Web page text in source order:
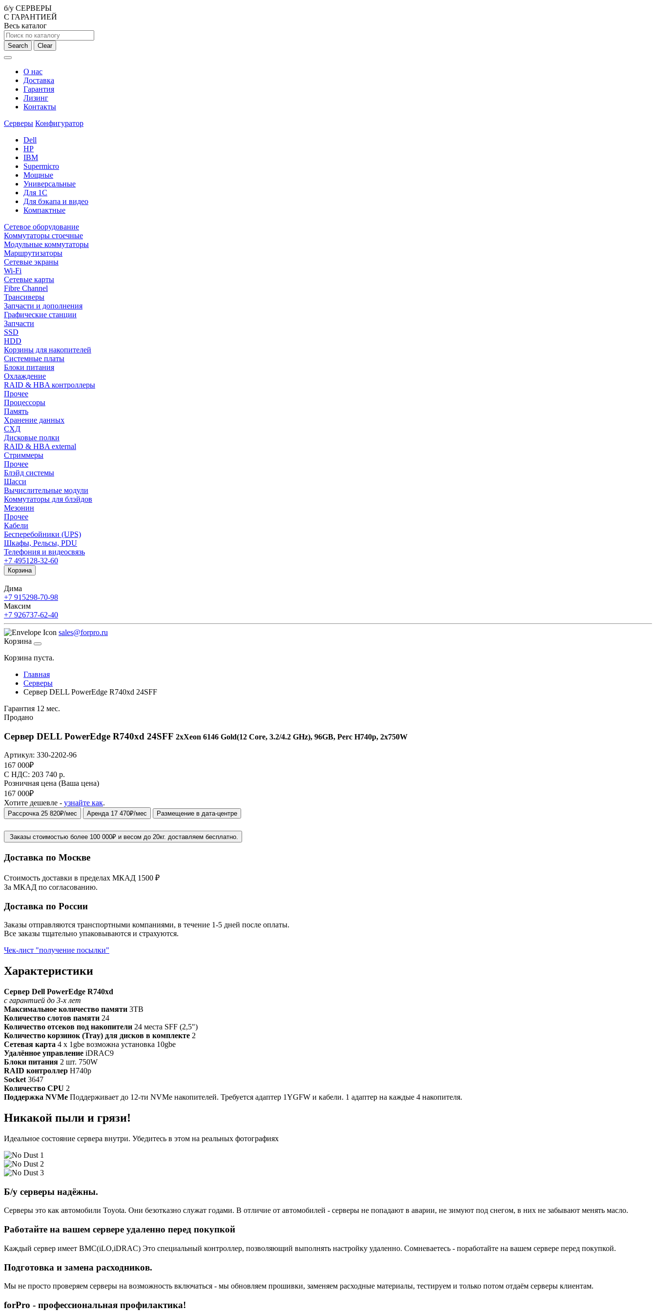
б/у СЕРВЕРЫ
С ГАРАНТИЕЙ
Весь каталог
Search Clear
О нас
Доставка
Гарантия
Лизинг
Контакты
Серверы Конфигуратор
Dell
HP
IBM
Supermicro
Мощные
Универсальные
Для 1С
Для бэкапа и видео
Компактные
Сетевое оборудование
Коммутаторы стоечные
Модульные коммутаторы
Маршрутизаторы
Сетевые экраны
Wi-Fi
Сетевые карты
Fibre Channel
Трансиверы
Запчасти и дополнения
Графические станции
Запчасти
SSD
HDD
Корзины для накопителей
Системные платы
Блоки питания
Охлаждение
RAID & HBA контроллеры
Прочее
Процессоры
Память
Хранение данных
СХД
Дисковые полки
RAID & HBA external
Стриммеры
Прочее
Блэйд системы
Шасси
Вычислительные модули
Коммутаторы для блэйдов
Мезонин
Прочее
Кабели
Бесперебойники (UPS)
Шкафы, Рельсы, PDU
Телефония и видеосвязь
+7 495128-32-60
Корзина
Дима
+7 915298-70-98
Максим
+7 926737-62-40
sales@forpro.ru
Корзина
Корзина пуста.
Главная
Серверы
Сервер DELL PowerEdge R740xd 24SFF
Гарантия 12 мес.
Продано
Сервер DELL PowerEdge R740xd 24SFF 2xXeon 6146 Gold(12 Core, 3.2/4.2 GHz), 96GB, Perc H740p, 2x750W
Артикул: 330-2202-96
167 000₽
C НДС: 203 740 р.
Розничная цена (Ваша цена)
167 000₽
Хотите дешевле - узнайте как.
Рассрочка 25 820₽/мес Аренда 17 470₽/мес Размещение в дата-центре
Заказы стоимостью более 100 000₽ и весом до 20кг. доставляем бесплатно.
Доставка по Москве
Стоимость доставки в пределах МКАД 1500 ₽
За МКАД по согласованию.
Доставка по России
Заказы отправляются транспортными компаниями, в течение 1-5 дней после оплаты.
Все заказы тщательно упаковываются и страхуются.
Чек-лист "получение посылки"
Характеристики
Сервер Dell PowerEdge R740xd
с гарантией до 3-х лет
Максимальное количество памяти 3TB
Количество слотов памяти 24
Количество отсеков под накопители 24 места SFF (2,5")
Количество корзинок (Tray) для дисков в комплекте 2
Сетевая карта 4 x 1gbe возможна установка 10gbe
Удалённое управление iDRAC9
Блоки питания 2 шт. 750W
RAID контроллер H740p
Socket 3647
Количество CPU 2
Поддержка NVMe Поддерживает до 12-ти NVMe накопителей. Требуется адаптер 1YGFW и кабели. 1 адаптер на каждые 4 накопителя.
Никакой пыли и грязи!
Идеальное состояние сервера внутри. Убедитесь в этом на реальных фотографиях
Б/у серверы надёжны.
Серверы это как автомобили Toyota. Они безотказно служат годами. В отличие от автомобилей - серверы не попадают в аварии, не зимуют под снегом, в них не забывают менять масло.
Работайте на вашем сервере удаленно перед покупкой
Каждый сервер имеет BMC(iLO,iDRAC) Это специальный контроллер, позволяющий выполнять настройку удаленно. Сомневаетесь - поработайте на вашем сервере перед покупкой.
Подготовка и замена расходников.
Мы не просто проверяем серверы на возможность включаться - мы обновляем прошивки, заменяем расходные материалы, тестируем и только потом отдаём серверы клиентам.
forPro - профессиональная профилактика!